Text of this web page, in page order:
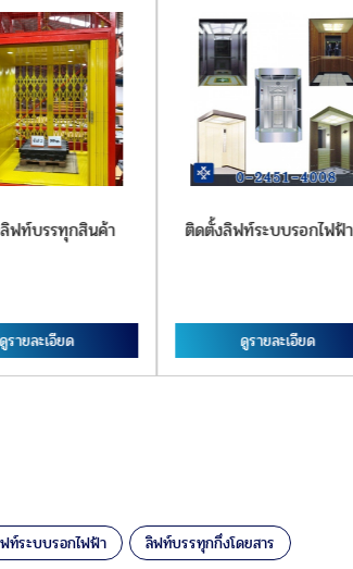
ฟท์บรรทุกสินค้า
ดูรายละเอียด
ติดตั้งลิฟท์ระบบรอกไฟฟ้า
ดูรายละเอียด
ท์ระบบรอกไฟฟ้า ลิฟท์บรรทุกกึ่งโดยสาร